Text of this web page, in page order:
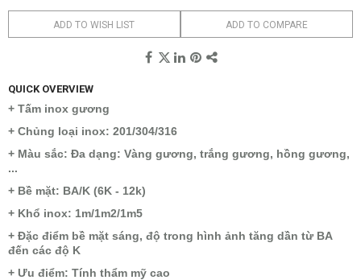
ADD TO WISH LIST ADD TO COMPARE
QUICK OVERVIEW
+ Tấm inox gương
+ Chủng loại inox: 201/304/316
+ Màu sắc: Đa dạng: Vàng gương, trắng gương, hồng gương,
...
+ Bề mặt: BA/K (6K - 12k)
+ Khổ inox: 1m/1m2/1m5
+ Đặc điểm bề mặt sáng, độ trong hình ảnh tăng dần từ BA
đến các độ K
+ Ưu điểm: Tính thẩm mỹ cao